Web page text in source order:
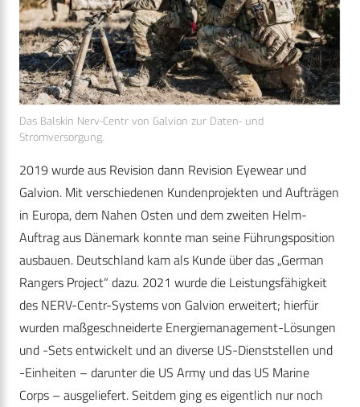
Das Balskin Nerv-Centr von Galvion zur Daten- und
Stromversorgung.
2019 wurde aus Revision dann Revision Eyewear und
Galvion. Mit verschiedenen Kundenprojekten und Aufträgen
in Europa, dem Nahen Osten und dem zweiten Helm-
Auftrag aus Dänemark konnte man seine Führungsposition
ausbauen. Deutschland kam als Kunde über das „German
Rangers Project“ dazu. 2021 wurde die Leistungsfähigkeit
des NERV-Centr-Systems von Galvion erweitert; hierfür
wurden maßgeschneiderte Energiemanagement-Lösungen
und -Sets entwickelt und an diverse US-Dienststellen und
-Einheiten – darunter die US Army und das US Marine
Corps – ausgeliefert. Seitdem ging es eigentlich nur noch